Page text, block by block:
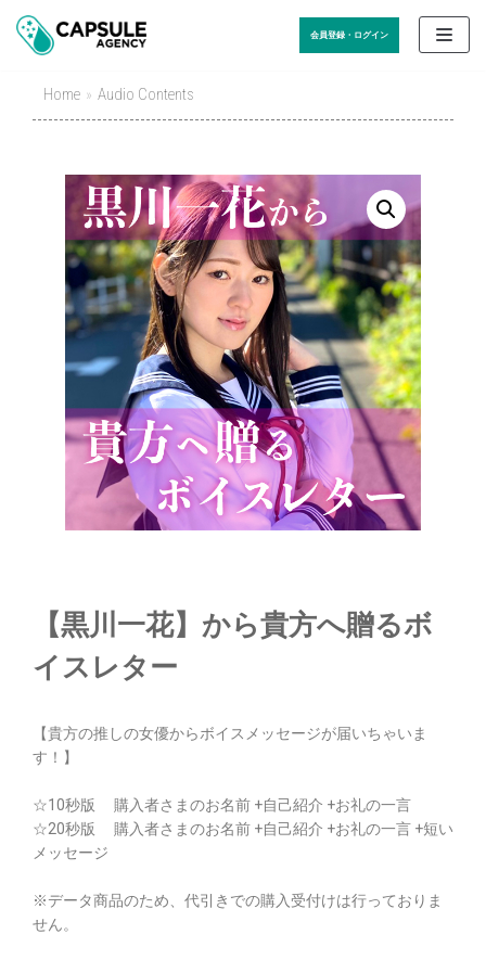
Skip
to
会員登録・ログイン
Home » Audio Contents
【黒川一花】から貴方へ贈るボ
イスレター
【貴方の推しの女優からボイスメッセージが届いちゃいま
す！】
☆10秒版 購入者さまのお名前 +自己紹介 +お礼の一言
☆20秒版 購入者さまのお名前 +自己紹介 +お礼の一言 +短い
メッセージ
※データ商品のため、代引きでの購入受付けは行っておりま
せん。